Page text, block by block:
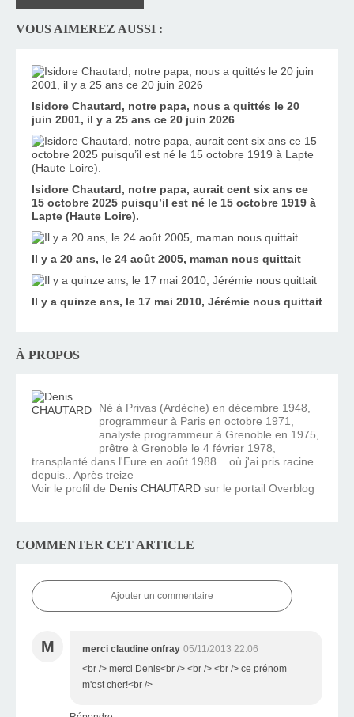
VOUS AIMEREZ AUSSI :
Isidore Chautard, notre papa, nous a quittés le 20
juin 2001, il y a 25 ans ce 20 juin 2026
Isidore Chautard, notre papa, aurait cent six ans ce
15 octobre 2025 puisqu’il est né le 15 octobre 1919 à
Lapte (Haute Loire).
Il y a 20 ans, le 24 août 2005, maman nous quittait
Il y a quinze ans, le 17 mai 2010, Jérémie nous quittait
À PROPOS
Né à Privas (Ardèche) en décembre 1948,
programmeur à Paris en octobre 1971,
analyste programmeur à Grenoble en 1975,
prêtre à Grenoble le 4 février 1978,
transplanté dans l'Eure en août 1988... où j'ai pris racine
depuis.. Après treize
Voir le profil de Denis CHAUTARD sur le portail Overblog
COMMENTER CET ARTICLE
Ajouter un commentaire
M merci claudine onfray 05/11/2013 22:06
<br /> merci Denis<br /> <br /> <br /> ce prénom
m'est cher!<br />